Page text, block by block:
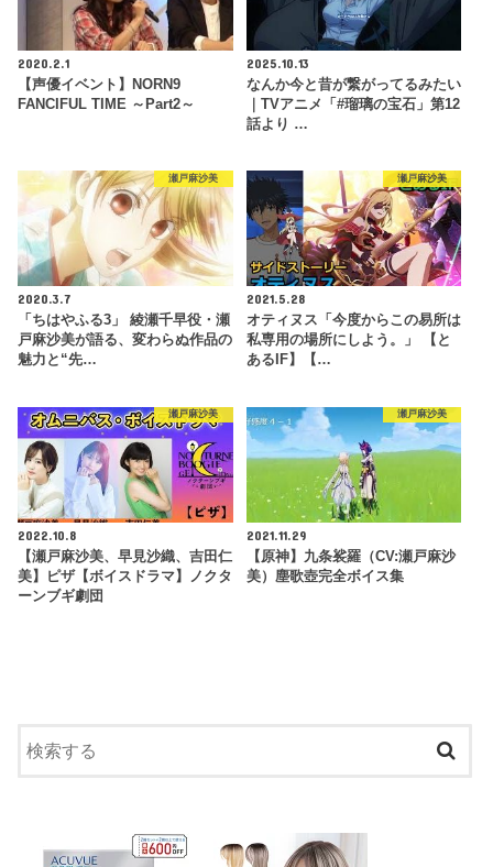
2020.2.1
【声優イベント】NORN9
FANCIFUL TIME ～Part2～
2025.10.13
なんか今と昔が繋がってるみたい
｜TVアニメ「#瑠璃の宝石」第12
話より …
瀬戸麻沙美
2020.3.7
「ちはやふる3」 綾瀬千早役・瀬
戸麻沙美が語る、変わらぬ作品の
魅力と“先…
瀬戸麻沙美
2021.5.28
オティヌス「今度からこの易所は
私専用の場所にしよう。」 【と
あるIF】【…
瀬戸麻沙美
2022.10.8
【瀬戸麻沙美、早見沙織、吉田仁
美】ピザ【ボイスドラマ】ノクタ
ーンブギ劇団
瀬戸麻沙美
2021.11.29
【原神】九条裟羅（CV:瀬戸麻沙
美）塵歌壺完全ボイス集